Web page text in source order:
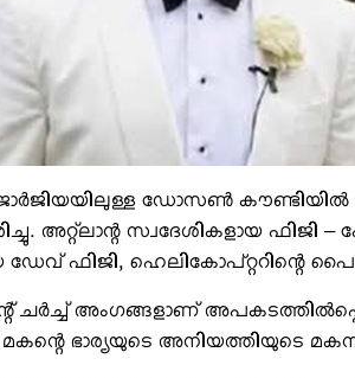
ഡോസണ്‍ കൗണ്ടിയില്‍
അറ്റ്‌ലാന്റ സ്വദേശികളായ
ഡേവ് ഫിജി, ഹെലികോപ്റ്ററിന്റെ
ചര്‍ച്ച് അംഗങ്ങളാണ്
മകന്റെ ഭാര്യയുടെ അനിയത്തിയുടെ